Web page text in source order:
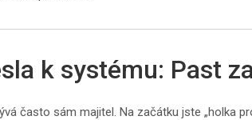
k systému: Past
často sám majitel. Na začátku jste „holka